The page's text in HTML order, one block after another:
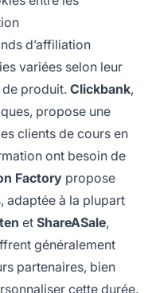
d’affiliation
variées selon leur
produit. Clickbank,
propose une
clients de cours en
ont besoin de
Factory propose
adaptée à la plupart
et ShareASale,
généralement
partenaires, bien
cette durée.